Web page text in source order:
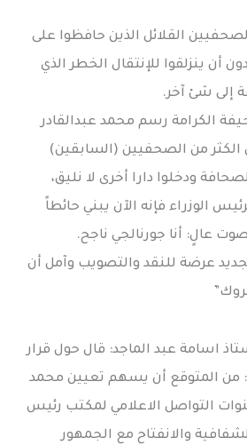
القلائل الذين حافظوا على
أن ينزلقوا للإنتقال الخطر الذي
إلى شئ آخر.
الكرامة رسم محمد عبدالقادر
الكثر من الصحفيين (السابقين)
ودخلوا دارا أخرى لا نليق،
الوزراء فإنه الآن يبني حائطاً
عالٍ: أنا جورنالجي ناجح.
عرضة للنقد والتصويب وآمل أن
اسامة عبد الماجد: قال حول قرار
من المتوقع أن يسهم تعيين محمد
التواصل الاعلامي لمكتب رئيس
والانفتاح مع الجمهور